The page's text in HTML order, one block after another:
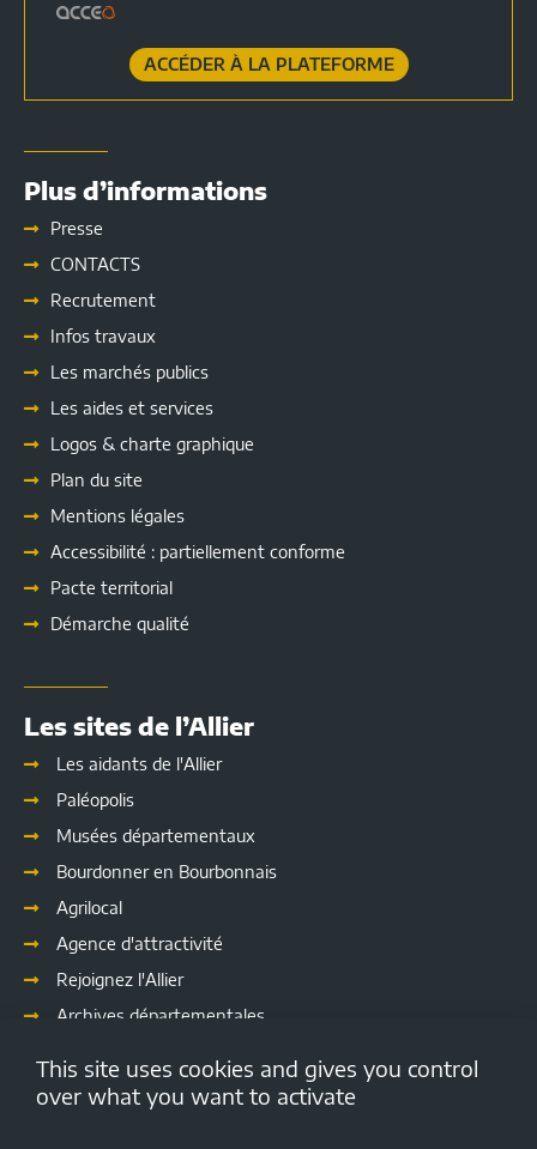
ACCÉDER À LA PLATEFORME
Plus d’informations
Presse
CONTACTS
Recrutement
Infos travaux
Les marchés publics
Les aides et services
Logos & charte graphique
Plan du site
Mentions légales
Accessibilité : partiellement conforme
Pacte territorial
Démarche qualité
Les sites de l’Allier
Les aidants de l'Allier
Paléopolis
Musées départementaux
Bourdonner en Bourbonnais
Agrilocal
Agence d'attractivité
Rejoignez l'Allier
Archives départementales
Culture
This site uses cookies and gives you control
over what you want to activate